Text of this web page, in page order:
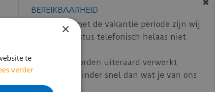
BEREIKBAARHEID
In verband met de vakantie periode zijn wij
t/m 14 augustus telefonisch helaas niet
Bestelling worden uiteraard verwerkt
echter iets minder snel dan wat je van ons
gewend bent.
×
te
verder